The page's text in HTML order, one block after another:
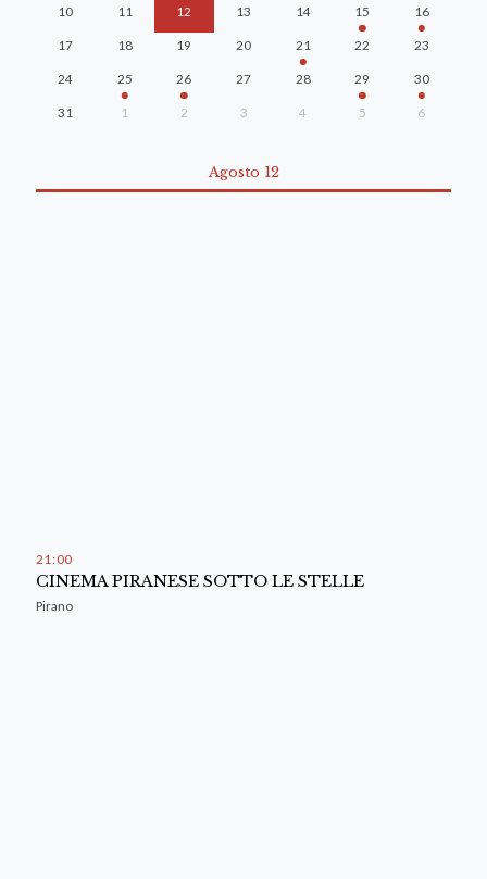
10 11 12 13 14 15 16
17 18 19 20 21 22 23
24 25 26 27 28 29 30
31 1 2 3 4 5 6
Agosto 12
21 : 00
CINEMA PIRANESE SOTTO LE STELLE
Pirano